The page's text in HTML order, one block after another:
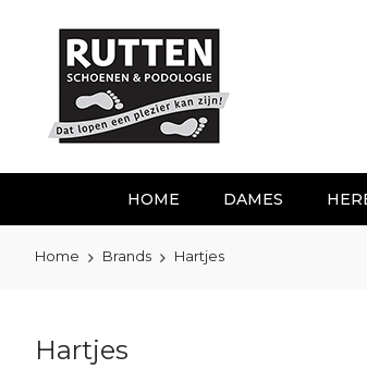
inhoud
HOME DAMES
Home Brands Hartjes
Hartjes